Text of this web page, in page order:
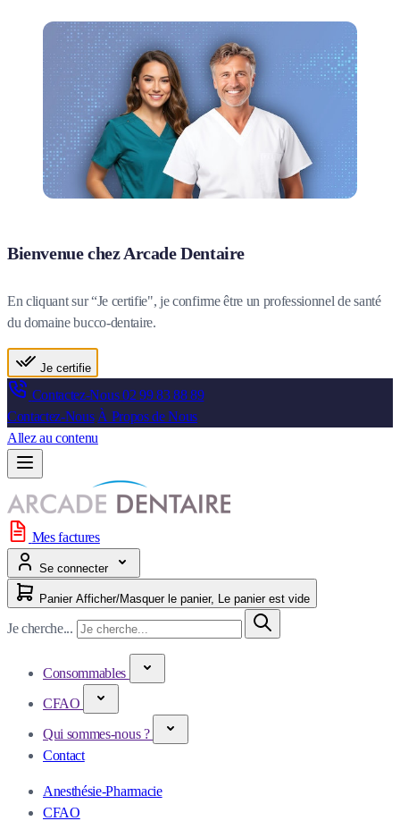
Bienvenue chez Arcade Dentaire
En cliquant sur “Je certifie", je confirme être un professionnel de santé
du domaine bucco-dentaire.
Je certifie
Contactez-Nous02 99 83 88 89
Contactez-Nous À Propos de Nous
Allez au contenu
Mes factures
Se connecter
Panier Afficher/Masquer le panier, Le panier est vide
Je cherche...
Consommables
CFAO
Qui sommes-nous ?
Contact
Anesthésie-Pharmacie
CFAO